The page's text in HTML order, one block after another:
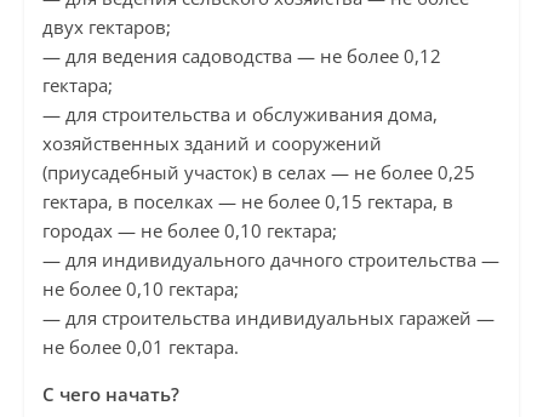
двух гектаров;
— для ведения садоводства — не более 0,12
гектара;
— для строительства и обслуживания дома,
хозяйственных зданий и сооружений
(приусадебный участок) в селах — не более 0,25
гектара, в поселках — не более 0,15 гектара, в
городах — не более 0,10 гектара;
— для индивидуального дачного строительства —
не более 0,10 гектара;
— для строительства индивидуальных гаражей —
не более 0,01 гектара.
С чего начать?